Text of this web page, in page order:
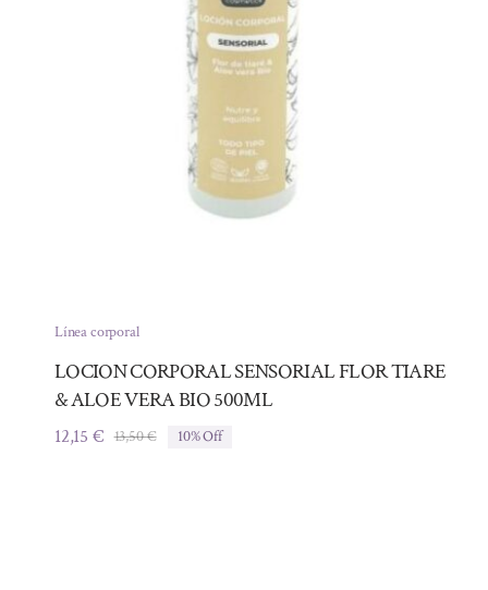
Línea corporal
LOCION CORPORAL SENSORIAL FLOR TIARE
& ALOE VERA BIO 500ML
13,50€El
12,15 €
El
10% Off